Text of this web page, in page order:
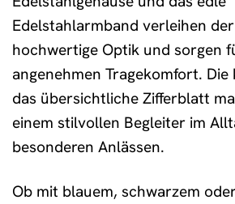
Edelstahlarmband verleihen
hochwertige Optik und sorgen
angenehmen Tragekomfort. Die
das übersichtliche Zifferblatt
einem stilvollen Begleiter im
besonderen Anlässen.
Ob mit blauem, schwarzem